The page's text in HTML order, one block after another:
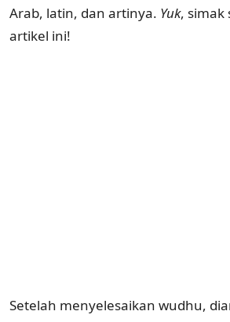
Arab, latin, dan artinya. Yuk, simak
artikel ini!
Setelah menyelesaikan wudhu,